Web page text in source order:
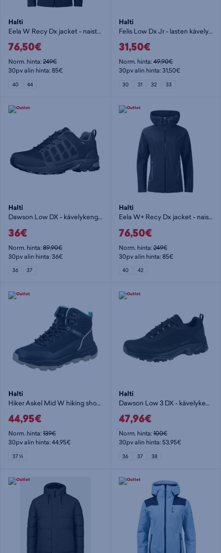
Halti
Eela W Recy Dx jacket - naisten kuoritakki
76,50€
Norm. hinta:249€
30pv alin hinta: 85€
40 44
Halti
Felis Low Dx Jr - lasten kävelykengät
31,50€
Norm. hinta:49,90€
30pv alin hinta: 31,50€
30 31 32 33
Halti
Dawson Low DX - kävelykengät
36€
Norm. hinta:89,90€
30pv alin hinta: 36€
36 37
Halti
Eela W+ Recy Dx jacket - naisten kuoritakki
76,50€
Norm. hinta:249€
30pv alin hinta: 85€
40 42
Halti
Hiker Askel Mid W hiking shoe - naisten korkeavartinen vaelluskenkä
44,95€
Norm. hinta:139€
30pv alin hinta: 44,95€
37 ½
Halti
Dawson Low 3 DX - kävelykengät
47,96€
Norm. hinta:100€
30pv alin hinta: 53,95€
36 37 38